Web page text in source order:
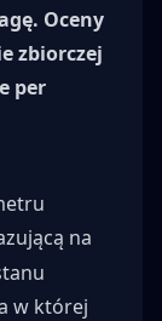
Oceny
zbiorczej
per
na
w której